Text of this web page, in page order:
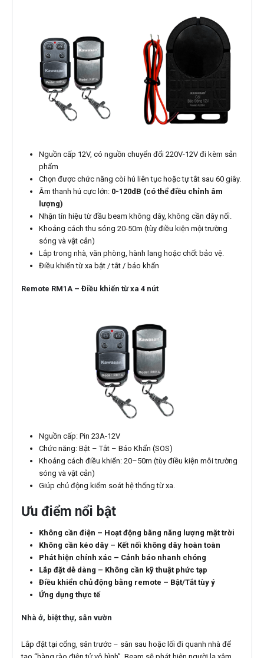
Nguồn cấp 12V, có nguồn chuyển đổi 220V-12V đi kèm sản
phẩm
Chọn được chức năng còi hú liên tục hoặc tự tắt sau 60 giây.
Âm thanh hú cực lớn: 0-120dB (có thể điều chỉnh âm
lượng)
Nhận tín hiệu từ đầu beam không dây, không cần dây nối.
Khoảng cách thu sóng 20-50m (tùy điều kiện mội trường
sóng và vật cản)
Lắp trong nhà, văn phòng, hành lang hoặc chốt bảo vệ.
Điều khiển từ xa bật / tắt / báo khẩn
Remote RM1A – Điều khiển từ xa 4 nút
Nguồn cấp: Pin 23A-12V
Chức năng: Bật – Tắt – Báo Khẩn (SOS)
Khoảng cách điều khiển: 20–50m (tùy điều kiện môi trường
sóng và vật cản)
Giúp chủ động kiểm soát hệ thống từ xa.
Ưu điểm nổi bật
Không cần điện – Hoạt động bằng năng lượng mặt trời
Không cần kéo dây – Kết nối không dây hoàn toàn
Phát hiện chính xác – Cảnh báo nhanh chóng
Lắp đặt dễ dàng – Không cần kỹ thuật phức tạp
Điều khiển chủ động bằng remote – Bật/Tắt tùy ý
Ứng dụng thực tế
Nhà ở, biệt thự, sân vườn
Lắp đặt tại cổng, sân trước – sân sau hoặc lối đi quanh nhà để